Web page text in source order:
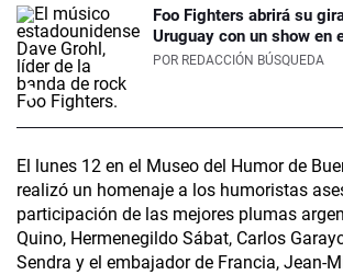
Foo Fighters abrirá su
Uruguay con un show en
POR REDACCIÓN BÚSQUEDA
El lunes 12 en el Museo del Humor de
realizó un homenaje a los humoristas
participación de las mejores plumas
Quino, Hermenegildo Sábat, Carlos
Sendra y el embajador de Francia, Jean-